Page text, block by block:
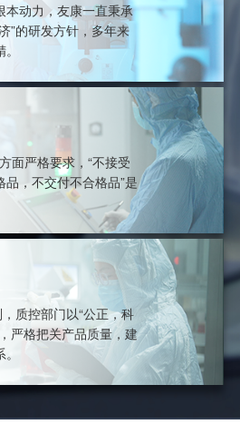
本动力，友康一直秉承
”的研发方针，多年来
面严格要求，“不接受
，不交付不合格品”是
质控部门以“公正，科
严格把关产品质量，建